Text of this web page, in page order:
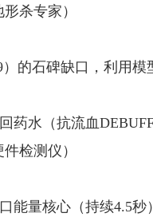
杀专家）
）的石碑缺口，利用
药水（抗流血
检测仪）
能量核心（持续4.5秒）